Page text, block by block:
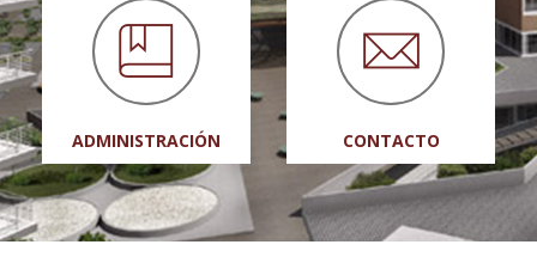
ADMINISTRACIÓN CONTACTO